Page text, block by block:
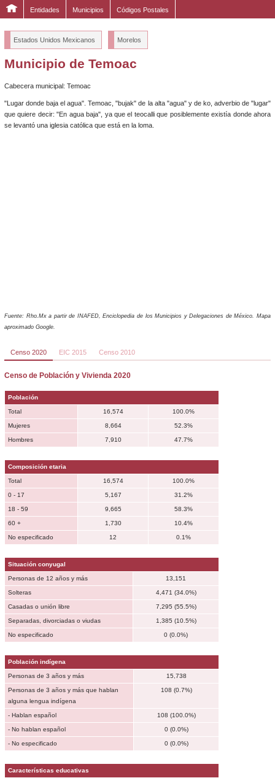
Entidades Municipios Códigos Postales
Estados Unidos Mexicanos Morelos
Municipio de Temoac
Cabecera municipal: Temoac
"Lugar donde baja el agua". Temoac, "bujak" de la alta "agua" y de ko, adverbio de "lugar"
que quiere decir: "En agua baja", ya que el teocalli que posiblemente existía donde ahora
se levantó una iglesia católica que está en la loma.
Fuente: Rho.Mx a partir de INAFED, Enciclopedia de los Municipios y Delegaciones de México. Mapa
aproximado Google.
Censo 2020 EIC 2015 Censo 2010
Censo de Población y Vivienda 2020
Población
Total 16,574 100.0%
Mujeres 8,664 52.3%
Hombres 7,910 47.7%
Composición etaria
Total 16,574 100.0%
0 - 17 5,167 31.2%
18 - 59 9,665 58.3%
60 + 1,730 10.4%
No especificado 12 0.1%
Situación conyugal
Personas de 12 años y más 13,151
Solteras 4,471 (34.0%)
Casadas o unión libre 7,295 (55.5%)
Separadas, divorciadas o viudas 1,385 (10.5%)
No especificado 0 (0.0%)
Población indígena
Personas de 3 años y más 15,738
Personas de 3 años y más que hablan
alguna lengua indígena
108 (0.7%)
- Hablan español 108 (100.0%)
- No hablan español 0 (0.0%)
- No especificado 0 (0.0%)
Características educativas